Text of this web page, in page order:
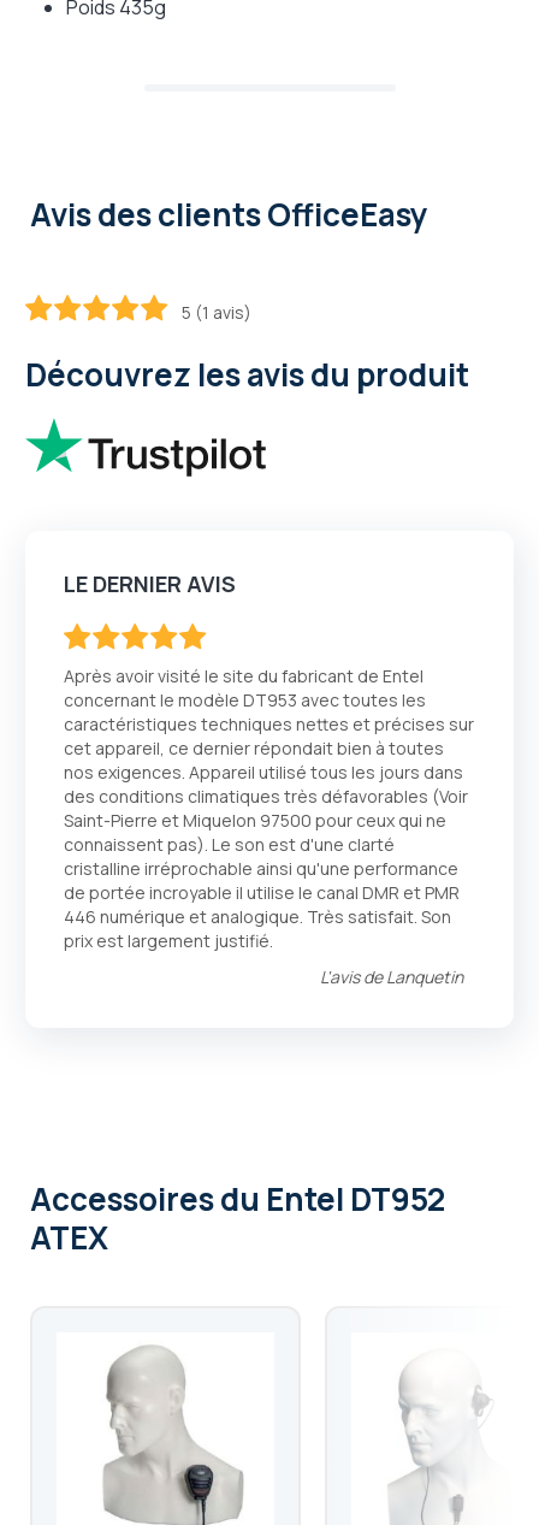
Poids 435g
Avis des clients OfficeEasy
5 (1 avis)
Découvrez les avis du produit
LE DERNIER AVIS
Après avoir visité le site du fabricant de Entel
concernant le modèle DT953 avec toutes les
caractéristiques techniques nettes et précises sur
cet appareil, ce dernier répondait bien à toutes
nos exigences. Appareil utilisé tous les jours dans
des conditions climatiques très défavorables (Voir
Saint-Pierre et Miquelon 97500 pour ceux qui ne
connaissent pas). Le son est d'une clarté
cristalline irréprochable ainsi qu'une performance
de portée incroyable il utilise le canal DMR et PMR
446 numérique et analogique. Très satisfait. Son
prix est largement justifié.
L'avis deLanquetin
Accessoiresdu Entel DT952
ATEX